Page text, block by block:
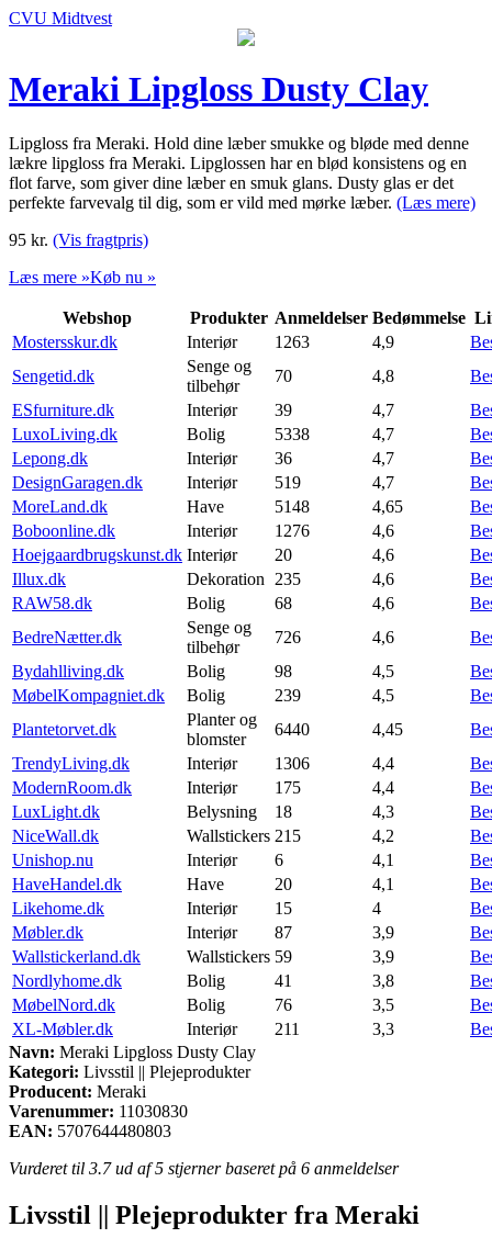
CVU Midtvest
Meraki Lipgloss Dusty Clay
Lipgloss fra Meraki. Hold dine læber smukke og bløde med denne
lækre lipgloss fra Meraki. Lipglossen har en blød konsistens og en
flot farve, som giver dine læber en smuk glans. Dusty glas er det
perfekte farvevalg til dig, som er vild med mørke læber. (Læs mere)
95 kr. (Vis fragtpris)
Læs mere »Køb nu »
Webshop Produkter Anmeldelser Bedømmelse
Mostersskur.dk
Interiør 1263 4,9
Sengetid.dk
Senge og
tilbehør
70 4,8
ESfurniture.dk
Interiør 39 4,7
LuxoLiving.dk
Bolig 5338 4,7
Lepong.dk
Interiør 36 4,7
DesignGaragen.dk
Interiør 519 4,7
MoreLand.dk
Have 5148 4,65
Boboonline.dk
Interiør 1276 4,6
Hoejgaardbrugskunst.dk Interiør 20 4,6
Illux.dk
Dekoration 235 4,6
RAW58.dk
Bolig 68 4,6
BedreNætter.dk
Senge og
tilbehør
726 4,6
Bydahlliving.dk
Bolig 98 4,5
MøbelKompagniet.dk
Bolig 239 4,5
Plantetorvet.dk
Planter og
blomster
6440 4,45
TrendyLiving.dk
Interiør 1306 4,4
ModernRoom.dk
Interiør 175 4,4
LuxLight.dk
Belysning 18 4,3
NiceWall.dk
Wallstickers 215 4,2
Unishop.nu
Interiør 6 4,1
HaveHandel.dk
Have 20 4,1
Likehome.dk
Interiør 15 4
Møbler.dk
Interiør 87 3,9
Wallstickerland.dk
Wallstickers 59 3,9
Nordlyhome.dk
Bolig 41 3,8
MøbelNord.dk
Bolig 76 3,5
XL-Møbler.dk
Interiør 211 3,3
Navn: Meraki Lipgloss Dusty Clay
Kategori: Livsstil || Plejeprodukter
Producent: Meraki
Varenummer: 11030830
EAN: 5707644480803
Vurderet til 3.7ud af 5 stjerner baseret på 6 anmeldelser
Livsstil || Plejeprodukter fra Meraki